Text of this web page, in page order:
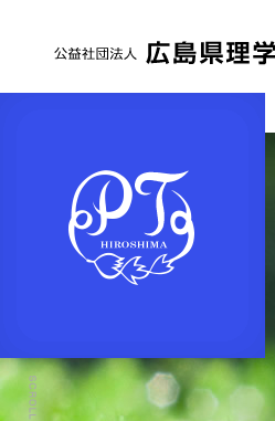
県
理
学
へ